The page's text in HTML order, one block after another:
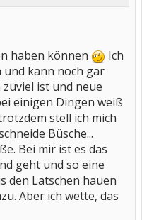
haben können
Ich
und kann noch gar
ist und neue
einigen Dingen weiß
stell ich mich
Büsche...
Bei mir ist es das
geht und so eine
den Latschen hauen
Aber ich wette, das